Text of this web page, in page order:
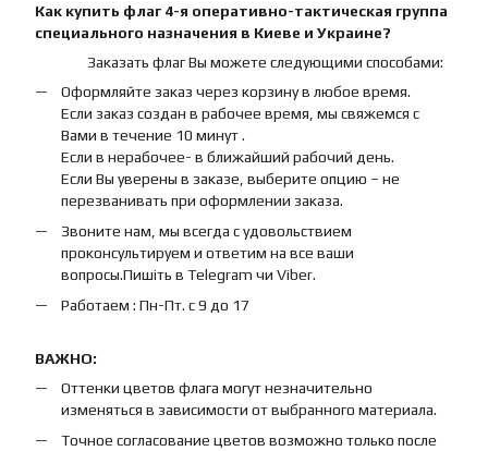
Как купить флаг 4-я оперативно-тактическая группа
специального назначения в Киеве и Украине?
Заказать флаг Вы можете следующими способами:
Оформляйте заказ через корзину в любое время.
Если заказ создан в рабочее время, мы свяжемся с
Вами в течение 10 минут .
Если в нерабочее- в ближайший рабочий день.
Если Вы уверены в заказе, выберите опцию – не
перезванивать при оформлении заказа.
Звоните нам, мы всегда с удовольствием
проконсультируем и ответим на все ваши
вопросы.Пишіть в Telegram чи Viber.
Работаем : Пн-Пт. с 9 до 17
ВАЖНО:
Оттенки цветов флага могут незначительно
изменяться в зависимости от выбранного материала.
Точное согласование цветов возможно только после